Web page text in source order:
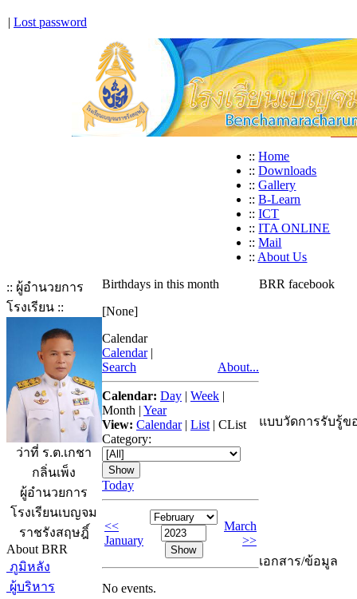
| Lost password
:: Home
:: Downloads
:: Gallery
:: B-Learn
:: ICT
:: ITA ONLINE
:: Mail
:: About Us
:: ผู้อำนวยการ
โรงเรียน ::
ว่าที่ ร.ต.เกชา
กลิ่นเพ็ง
ผู้อำนวยการ
โรงเรียนเบญจม
ราชรังสฤษฎิ์
About BRR
ภูมิหลัง
ผู้บริหาร
Birthdays in this month
[None]
Calendar
Calendar |
Search
About...
Calendar: Day | Week |
Month | Year
View: Calendar| List | CList
Category:
Today
<<
January
March
>>
No events.
BRR facebook
แบบวัดการรับรู้ข
เอกสาร/ข้อมูล